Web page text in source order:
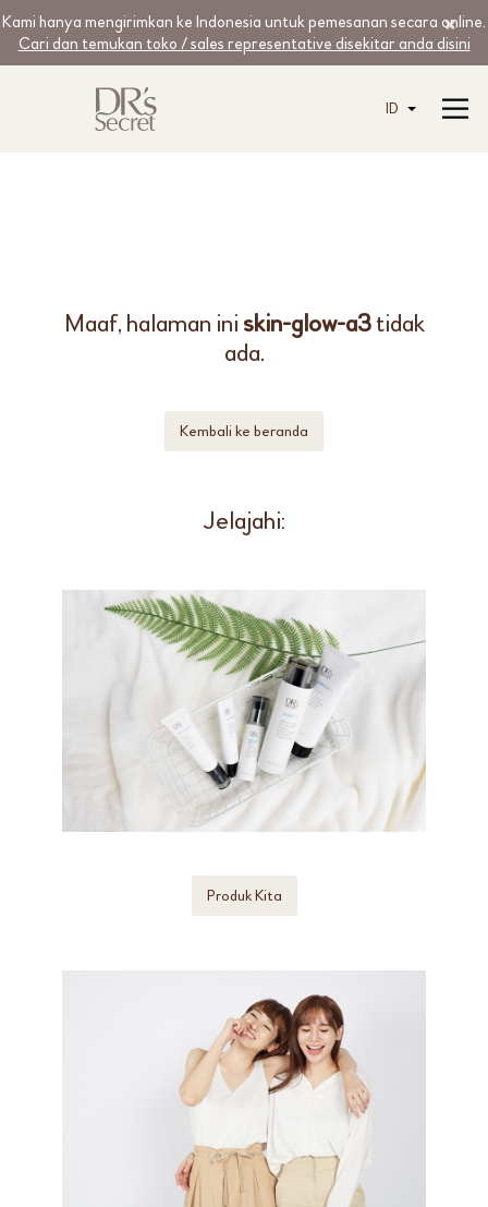
Kami hanya mengirimkan ke Indonesia untuk pemesanan secara online.
Cari dan temukan toko / sales representative disekitar anda disini
ID
Maaf, halaman ini skin-glow-a3tidak
ada.
Kembali ke beranda
Jelajahi:
Produk Kita